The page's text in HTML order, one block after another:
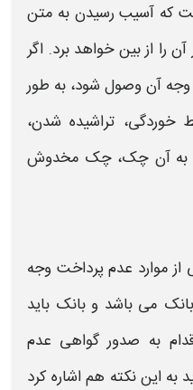
که آسیب رسیدن به متن
آن را از بین خواهد برد. اگر
آنوصول شود، به طور
تراشیده شدن،
آن چک، چک مخدوش
از موارد عدم پرداخت وجه
می باشد و بانک باید
به صدور گواهی عدم
این نکته هم اشاره کرد